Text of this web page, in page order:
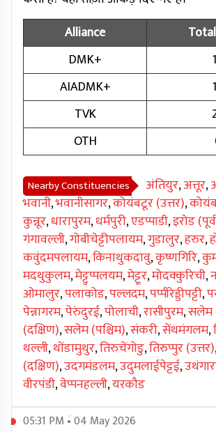
Alliance
DMK+
AIADMK+
TVK
OTH
Nearby Constituencies अंतियुर,अत्तूर,
भवानी,भवानीसागर,कोयंबटूर (उत्तर),
कुन्नूर,धारापुरम,धर्मपुरी,एडप्पाडी,इरोड
गंगावल्ली,गोबीचेट्टीपलायम,गुडालुर,हरुर,
कवुंदमपलायम,किनाथुकदावु,कृष्णगिरि,
मदथुकुलम,मेट्टुप्पलयम,मेट्टूर,मोदक्कुरिची,
ओमालुर,पलाकोड,पल्लदम,पप्पीरेड्डीपट्टी,
पेन्नागरम,पेरुंदुरई,पोलाची,रासीपुरम,सलेम
(दक्षिण),सलेम (पश्चिम),संकरी,सेंथमंगलम,
थल्ली,थोंडामुथुर,तिरुचेंगोडु,तिरुप्पुर (उत्तर)
(दक्षिण),उदगमंडलम,उदुमलाईपेट्टई,
वीरपंडी,वेप्पनहल्ली,यरकौड
05:31 PM • 04 May 2026